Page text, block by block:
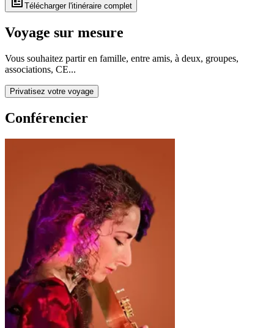
Télécharger l'itinéraire complet
Voyage sur mesure
Vous souhaitez partir en famille, entre amis, à deux, groupes,
associations, CE...
Privatisez votre voyage
Conférencier